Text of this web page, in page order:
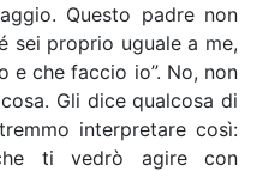
Questo padre non
sei proprio uguale a me,
e che faccio io”. No, non
Gli dice qualcosa di
interpretare così:
ti vedrò agire con